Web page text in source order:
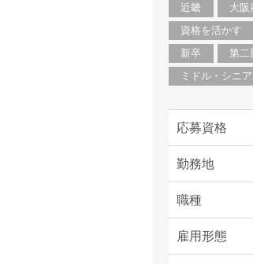
近畿 大阪
資格を活かす
新卒
第二
ミドル・シニ
応募資格
勤務地
職種
雇用形態